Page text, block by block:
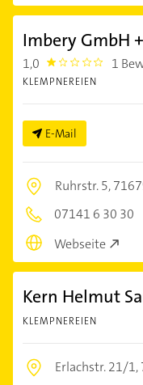
Imbery GmbH
1,0 1.0 1
KLEMPNEREIEN
E-Mail
Ruhrstr. 5,
07141 6 30 30
Webseite
Kern Helmut
KLEMPNEREIEN
Erlachstr. 21/1,